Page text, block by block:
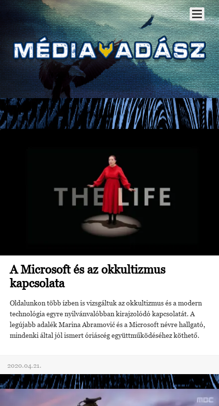
A Microsoft és az okkultizmus
kapcsolata
Oldalunkon több ízben is vizsgáltuk az okkultizmus és a modern
technológia egyre nyilvánvalóbban kirajzolódó kapcsolatát. A
legújabb adalék Marina Abramović és a Microsoft névre hallgató,
mindenki által jól ismert óriáscég együttműködéséhez köthető.
2020.04.21.